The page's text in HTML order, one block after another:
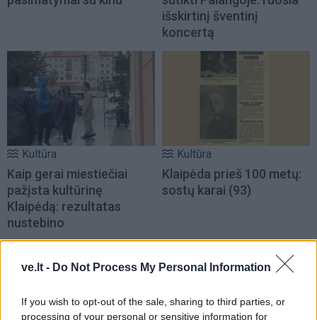
ve.lt - Do Not Process My Personal Information
If you wish to opt-out of the sale, sharing to third parties, or
processing of your personal or sensitive information for
išskirtinį šventinį
koncertą
Kultūra
Kaip gerai miestiečiai
pažįsta kultūrinę
Klaipėdą: rezultatas
nustebino
Kultūra
Klaipėda prieš 100 metų:
sostų karai (93)